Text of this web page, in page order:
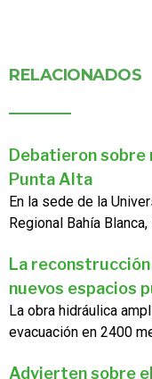
RELACIONADOS
Debatieron sobre
Punta Alta
En la sede de la
Regional Bahía
La reconstrucción
nuevos espacios
La obra hidráulica
evacuación en 2400
Advierten sobre